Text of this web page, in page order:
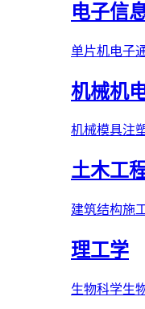
电子信
单片机电子
机械机
机械模具注
土木工
建筑结构施
理工学
生物科学生